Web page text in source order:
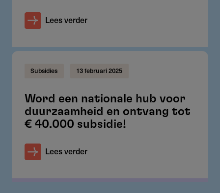
Lees verder
Subsidies 13 februari 2025
Word een nationale hub voor
duurzaamheid en ontvang tot
€ 40.000 subsidie!
Lees verder